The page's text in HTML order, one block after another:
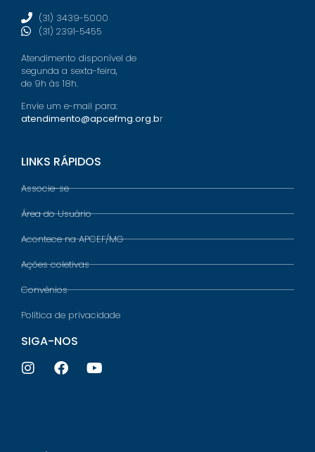
(31) 3439-5000
(31) 2391-5455
Atendimento disponível de
segunda a sexta-feira,
de 9h às 18h.
Envie um e-mail para:
atendimento@apcefmg.org.br
LINKS RÁPIDOS
Associe-se
Área do Usuário
Acontece na APCEF/MG
Ações coletivas
Convênios
Política de privacidade
SIGA-NOS